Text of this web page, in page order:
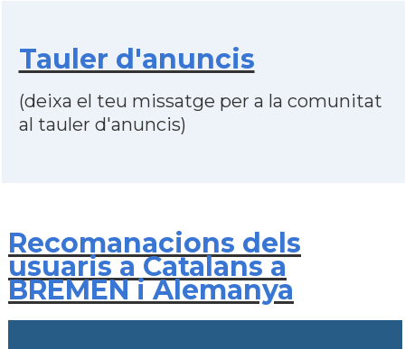
Tauler d'anuncis
(deixa el teu missatge per a la comunitat
al tauler d'anuncis)
Recomanacions dels
usuaris a Catalans a
BREMEN i Alemanya